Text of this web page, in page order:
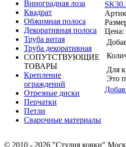
Виноградная лоза
Квадрат
Обжимная полоса
Декоративная полоса
Труба витая
Труба декоративная
СОПУТСТВУЮЩИЕ
ТОВАРЫ
Крепление
ограждений
Отрезные диски
Перчатки
Петли
Сварочные материалы
Цена:
Для
Это
© 2010 - 2026 "Студия ковки"